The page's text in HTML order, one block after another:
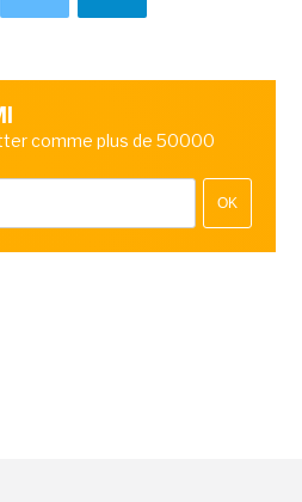
comme plus de 50000
OK